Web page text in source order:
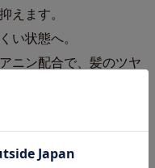
えます。
い状態へ。
ニン配合で、髪のツヤ
メントしたような、な